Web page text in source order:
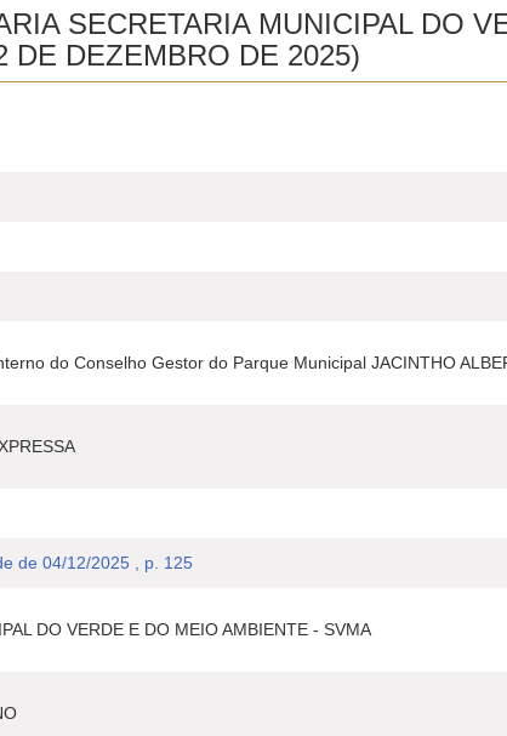
SECRETARIA MUNICIPAL DO
DE DEZEMBRO DE 2025)
do Conselho Gestor do Parque Municipal JACINTHO
de 04/12/2025 , p. 125
DO VERDE E DO MEIO AMBIENTE - SVMA